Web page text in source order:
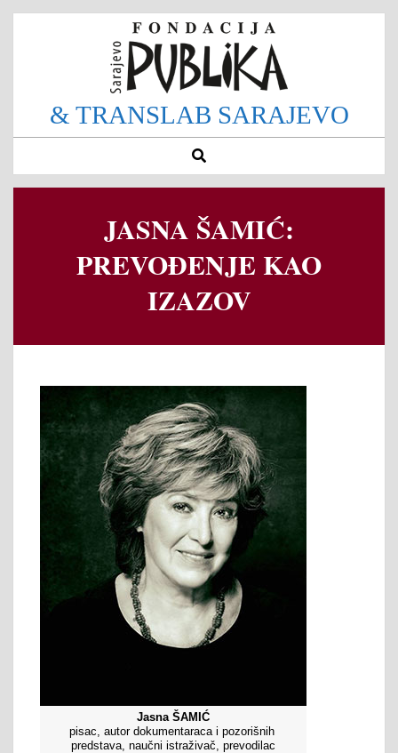
SkipSecondary
& TRANSLAB SARAJEVO
Search
JASNA ŠAMIĆ:
PREVOĐENJE KAO
IZAZOV
Jasna ŠAMIĆ
pisac, autor dokumentaraca i pozorišnih
predstava, naučni istraživač, prevodilac